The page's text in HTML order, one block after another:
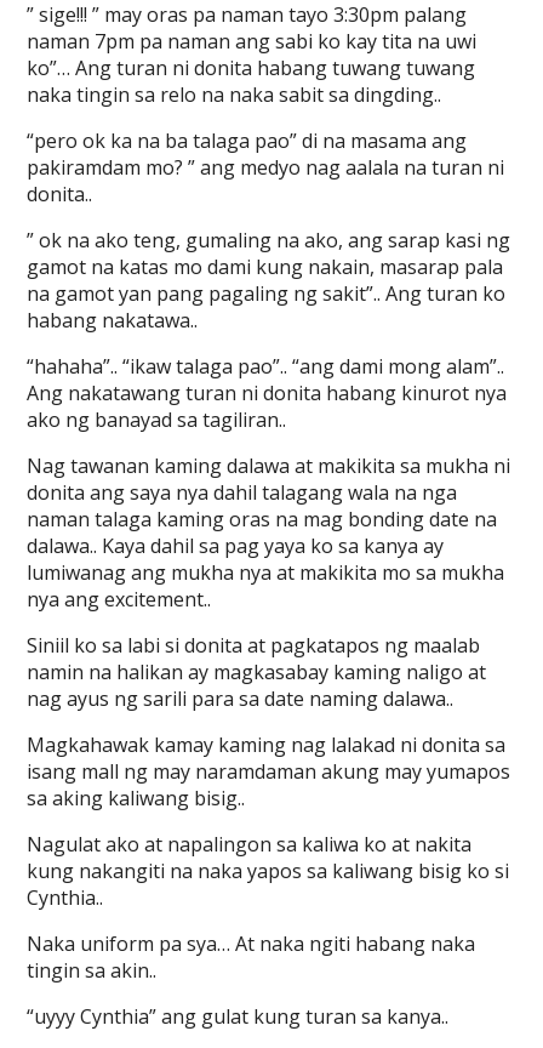
” sige!!! ” may oras pa naman tayo 3:30pm palang
naman 7pm pa naman ang sabi ko kay tita na uwi
ko”… Ang turan ni donita habang tuwang tuwang
naka tingin sa relo na naka sabit sa dingding..
“pero ok ka na ba talaga pao” di na masama ang
pakiramdam mo? ” ang medyo nag aalala na turan ni
donita..
” ok na ako teng, gumaling na ako, ang sarap kasi ng
gamot na katas mo dami kung nakain, masarap pala
na gamot yan pang pagaling ng sakit”.. Ang turan ko
habang nakatawa..
“hahaha”.. “ikaw talaga pao”.. “ang dami mong alam”..
Ang nakatawang turan ni donita habang kinurot nya
ako ng banayad sa tagiliran..
Nag tawanan kaming dalawa at makikita sa mukha ni
donita ang saya nya dahil talagang wala na nga
naman talaga kaming oras na mag bonding date na
dalawa.. Kaya dahil sa pag yaya ko sa kanya ay
lumiwanag ang mukha nya at makikita mo sa mukha
nya ang excitement..
Siniil ko sa labi si donita at pagkatapos ng maalab
namin na halikan ay magkasabay kaming naligo at
nag ayus ng sarili para sa date naming dalawa..
Magkahawak kamay kaming nag lalakad ni donita sa
isang mall ng may naramdaman akung may yumapos
sa aking kaliwang bisig..
Nagulat ako at napalingon sa kaliwa ko at nakita
kung nakangiti na naka yapos sa kaliwang bisig ko si
Cynthia..
Naka uniform pa sya… At naka ngiti habang naka
tingin sa akin..
“uyyy Cynthia” ang gulat kung turan sa kanya..